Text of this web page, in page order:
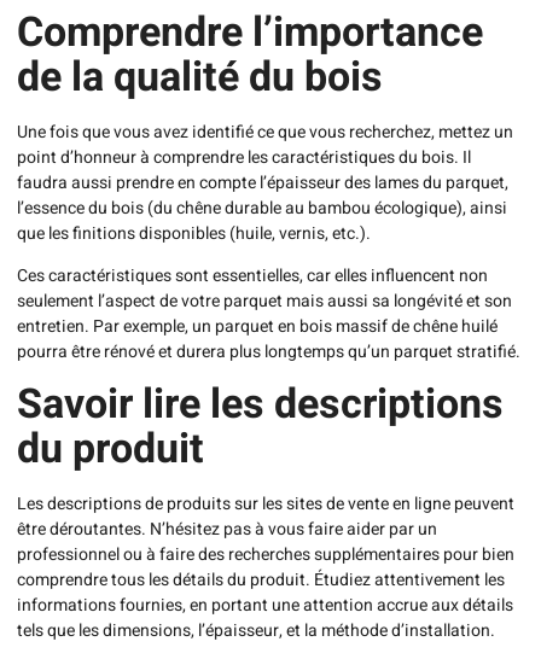
Comprendre l’importance
de la qualité du bois
Une fois que vous avez identifié ce que vous recherchez, mettez un
point d’honneur à comprendre les caractéristiques du bois. Il
faudra aussi prendre en compte l’épaisseur des lames du parquet,
l’essence du bois (du chêne durable au bambou écologique), ainsi
que les finitions disponibles (huile, vernis, etc.).
Ces caractéristiques sont essentielles, car elles influencent non
seulement l’aspect de votre parquet mais aussi sa longévité et son
entretien. Par exemple, un parquet en bois massif de chêne huilé
pourra être rénové et durera plus longtemps qu’un parquet stratifié.
Savoir lire les descriptions
du produit
Les descriptions de produits sur les sites de vente en ligne peuvent
être déroutantes. N’hésitez pas à vous faire aider par un
professionnel ou à faire des recherches supplémentaires pour bien
comprendre tous les détails du produit. Étudiez attentivement les
informations fournies, en portant une attention accrue aux détails
tels que les dimensions, l’épaisseur, et la méthode d’installation.